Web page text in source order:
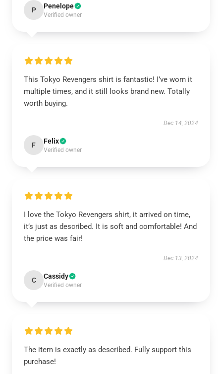
P Penelope
Verified owner
This Tokyo Revengers shirt is fantastic! I’ve worn it
multiple times, and it still looks brand new. Totally
worth buying.
Dec 14, 2024
F Felix
Verified owner
I love the Tokyo Revengers shirt, it arrived on time,
it’s just as described. It is soft and comfortable! And
the price was fair!
Dec 13, 2024
C Cassidy
Verified owner
The item is exactly as described. Fully support this
purchase!